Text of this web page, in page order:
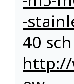
-
40
http://